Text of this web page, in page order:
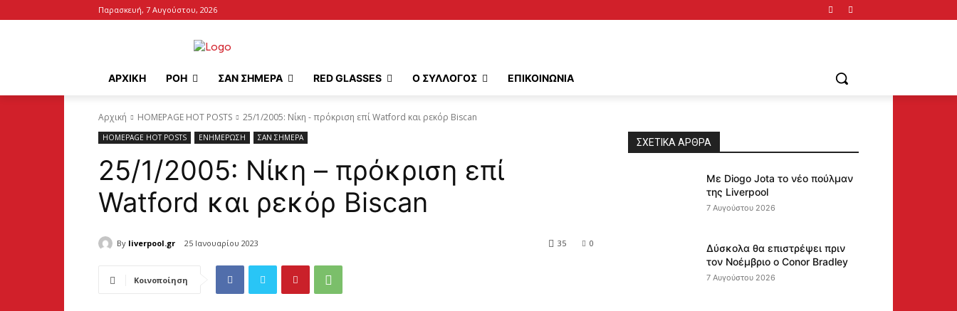
Παρασκευή, 7 Αυγούστου, 2026
ΑΡΧΙΚΉ ΡΟΗ ΣΑΝ ΣΗΜΕΡΑ RED GLASSES Ο ΣΥΛΛΟΓΟΣ ΕΠΙΚΟΙΝΩΝΙΑ
Αρχική HOMEPAGE HOT POSTS 25/1/2005: Νίκη - πρόκριση επί Watford και ρεκόρ Biscan
HOMEPAGE HOT POSTS ΕΝΗΜΕΡΩΣΗ ΣΑΝ ΣΗΜΕΡΑ
25/1/2005: Νίκη – πρόκριση επί
Watford και ρεκόρ Biscan
By liverpool.gr 25 Ιανουαρίου 2023 0
35
Κοινοποίηση
ΣΧΕΤΙΚΆ ΆΡΘΡΑ
Με Diogo Jota το νέο πούλμαν
της Liverpool
7 Αυγούστου 2026
Δύσκολα θα επιστρέψει πριν
τον Νοέμβριο ο Conor Bradley
7 Αυγούστου 2026